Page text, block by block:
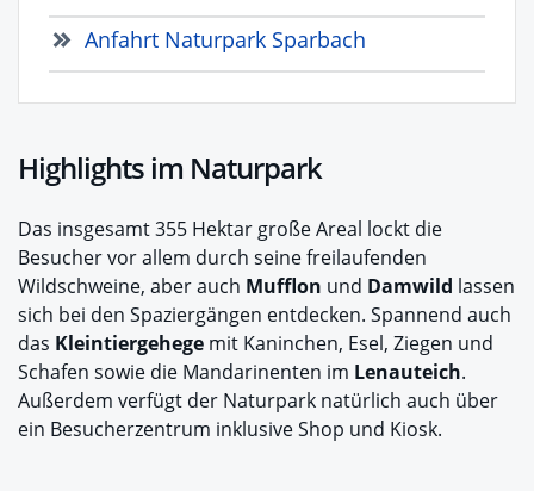
Anfahrt Naturpark Sparbach
Highlights im Naturpark
Das insgesamt 355 Hektar große Areal lockt die
Besucher vor allem durch seine freilaufenden
Wildschweine, aber auch Mufflon und Damwild lassen
sich bei den Spaziergängen entdecken. Spannend auch
das Kleintiergehege mit Kaninchen, Esel, Ziegen und
Schafen sowie die Mandarinenten im Lenauteich.
Außerdem verfügt der Naturpark natürlich auch über
ein Besucherzentrum inklusive Shop und Kiosk.